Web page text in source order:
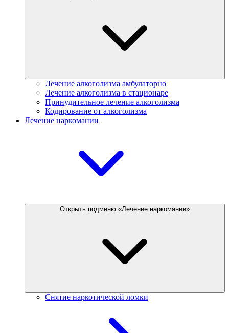
Лечение алкоголизма амбулаторно
Лечение алкоголизма в стационаре
Принудительное лечение алкоголизма
Кодирование от алкоголизма
Лечение наркомании
Открыть подменю «Лечение наркомании»
Снятие наркотической ломки